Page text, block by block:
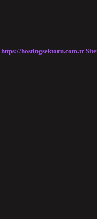
https://hostingsektoru.com.tr